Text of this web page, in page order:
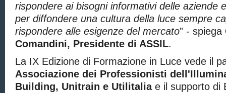
rispondere ai bisogni informativi delle aziende
per diffondere una cultura della luce sempre
rispondere alle esigenze del mercato” - spiega
Comandini, Presidente di ASSIL.
La IX Edizione di Formazione in Luce vede il
Associazione dei Professionisti
Building, Unitrain e Utilitaliae il supporto di